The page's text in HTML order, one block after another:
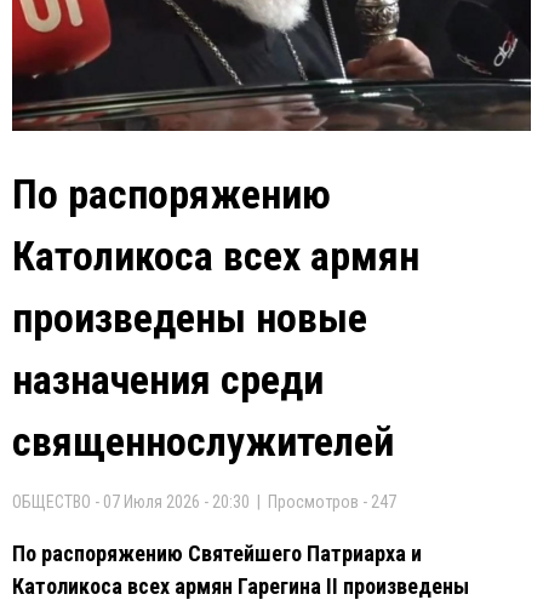
По распоряжению
Католикоса всех армян
произведены новые
назначения среди
священнослужителей
ОБЩЕСТВО - 07 Июля 2026 - 20:30 | Просмотров - 247
По распоряжению Святейшего Патриарха и
Католикоса всех армян Гарегина II произведены